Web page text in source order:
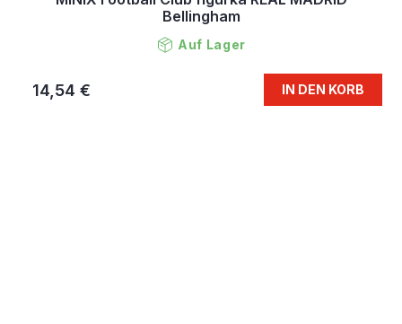
Bellingham
Auf Lager
14,54 € IN DEN KORB